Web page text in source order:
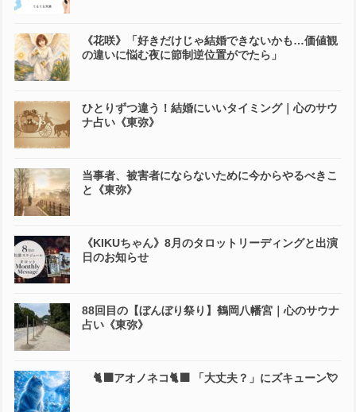
《花咲》「好きだけじゃ結婚できないかも…価値観
の違いに悩む夜に節制逆位置がでたら」
ひとりずつ違う！結婚にいいタイミング｜心のサウ
ナ占い《東弥》
当事者、被害者にならないために今からやるべきこ
と《東弥》
《KIKUちゃん》8月のタロットリーディングと出演
日のお知らせ
88回目の【ぼんぼり祭り】鶴岡八幡宮｜心のサウナ
占い《東弥》
🐈‍⬛アオノネコ🐈‍⬛ 「大丈夫？」にズキューン💘